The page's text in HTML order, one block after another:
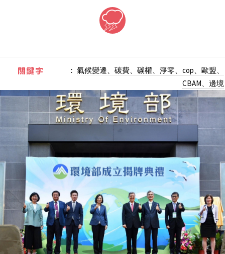
關鍵字 ： 氣候變遷、碳費、碳權、淨零、cop、歐盟、
CBAM、邊境